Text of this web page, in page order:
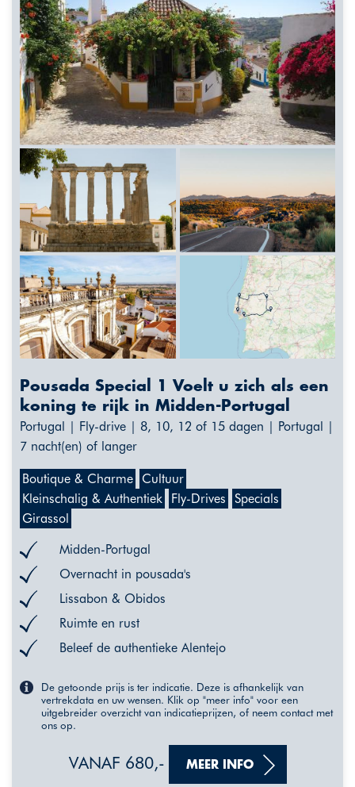
Pousada Special 1 Voelt u zich als een
koning te rijk in Midden-Portugal
Portugal | Fly-drive | 8, 10, 12 of 15 dagen | Portugal |
7 nacht(en) of langer
Boutique & Charme Cultuur
Kleinschalig & Authentiek
Fly-Drives
Specials
Girassol
Midden-Portugal
Overnacht in pousada's
Lissabon & Obidos
Ruimte en rust
Beleef de authentieke Alentejo
De getoonde prijs is ter indicatie. Deze is afhankelijk van
vertrekdata en uw wensen. Klik op "meer info" voor een
uitgebreider overzicht van indicatieprijzen, of neem contact met
ons op.
VANAF 680,- MEER INFO